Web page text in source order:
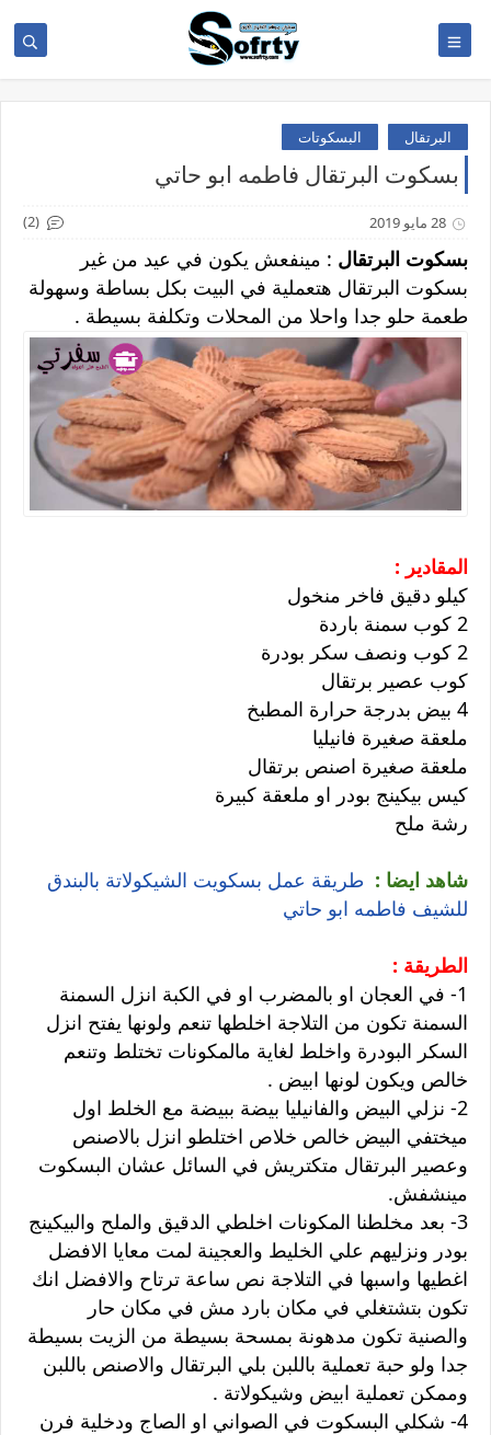
البرتقال البسكوتات
بسكوت البرتقال فاطمه ابو حاتي
28 مايو 2019 (2)
بسكوت البرتقال : مينفعش يكون في عيد من غير
بسكوت البرتقال هتعملية في البيت بكل بساطة وسهولة
طعمة حلو جدا واحلا من المحلات وتكلفة بسيطة .
المقادير :
كيلو دقيق فاخر منخول
2 كوب سمنة باردة
2 كوب ونصف سكر بودرة
كوب عصير برتقال
4 بيض بدرجة حرارة المطبخ
ملعقة صغيرة فانيليا
ملعقة صغيرة اصنص برتقال
كيس بيكينج بودر او ملعقة كبيرة
رشة ملح
شاهد ايضا : طريقة عمل بسكويت الشيكولاتة بالبندق
للشيف فاطمه ابو حاتي
الطريقة :
1- في العجان او بالمضرب او في الكبة انزل السمنة
السمنة تكون من التلاجة اخلطها تنعم ولونها يفتح انزل
السكر البودرة واخلط لغاية مالمكونات تختلط وتنعم
خالص ويكون لونها ابيض .
2- نزلي البيض والفانيليا بيضة ببيضة مع الخلط اول
ميختفي البيض خالص خلاص اختلطو انزل بالاصنص
وعصير البرتقال متكتريش في السائل عشان البسكوت
مينشفش.
3- بعد مخلطنا المكونات اخلطي الدقيق والملح والبيكينج
بودر ونزليهم علي الخليط والعجينة لمت معايا الافضل
اغطيها واسبها في التلاجة نص ساعة ترتاح والافضل انك
تكون بتشتغلي في مكان بارد مش في مكان حار
والصنية تكون مدهونة بمسحة بسيطة من الزيت بسيطة
جدا ولو حبة تعملية باللبن بلي البرتقال والاصنص باللبن
وممكن تعملية ابيض وشيكولاتة .
4- شكلي البسكوت في الصواني او الصاج ودخلية فرن